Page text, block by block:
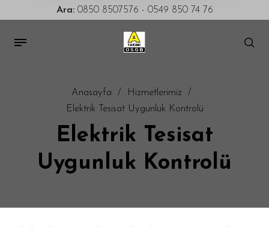
Ara:0850 8507576 - 0549 850 74 76
Anasayfa / Hizmetlerimiz
/
Elektrik Tesisat Uygunluk Kontrolü
Elektrik Tesisat
Uygunluk Kontrolü